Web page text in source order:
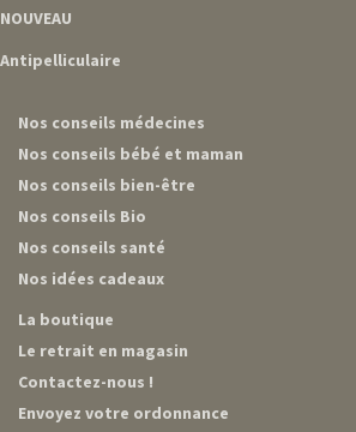
NOUVEAU
Antipelliculaire
Nos conseils médecines
Nos conseils bébé et maman
Nos conseils bien-être
Nos conseils Bio
Nos conseils santé
Nos idées cadeaux
La boutique
Le retrait en magasin
Contactez-nous !
Envoyez votre ordonnance